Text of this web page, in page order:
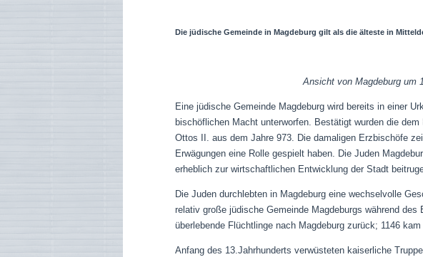
Die jüdische Gemeinde in Magdeburg gilt als die älteste in
Ansicht von Magdeburg um
Eine jüdische Gemeinde Magdeburg wird bereits in einer
bischöflichen Macht unterworfen. Bestätigt wurden die
Ottos II. aus dem Jahre 973. Die damaligen Erzbischöfe
Erwägungen eine Rolle gespielt haben. Die Juden
erheblich zur wirtschaftlichen Entwicklung der Stadt
Die Juden durchlebten in Magdeburg eine wechselvolle
relativ große jüdische Gemeinde Magdeburgs während
überlebende Flüchtlinge nach Magdeburg zurück; 1146
Anfang des 13.Jahrhunderts verwüsteten kaiserliche